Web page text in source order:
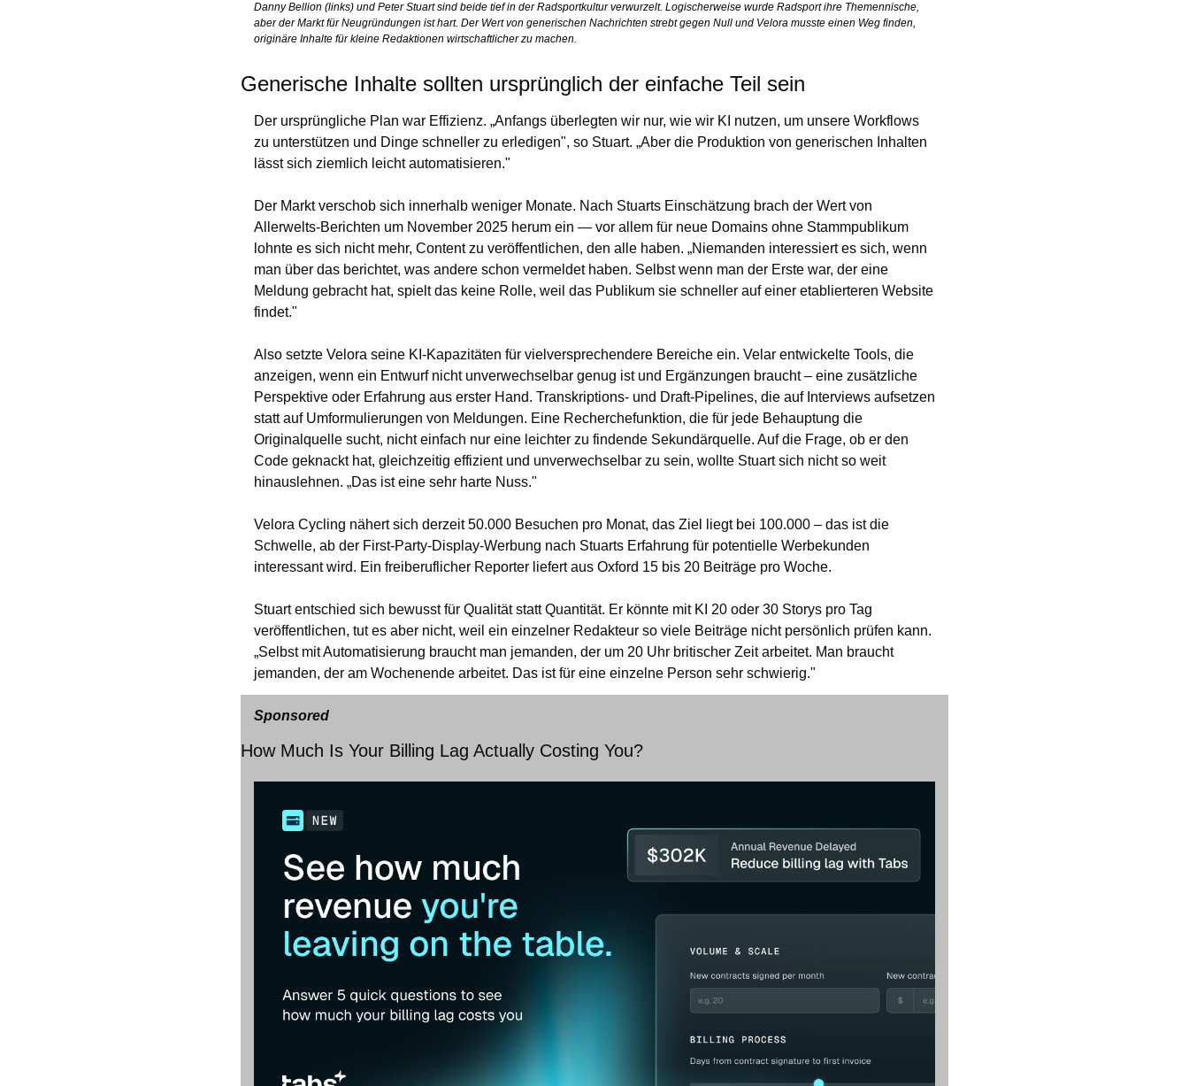
Danny Bellion (links) und Peter Stuart sind beide tief in der Radsportkultur verwurzelt. Logischerweise wurde Radsport ihre Themennische,
aber der Markt für Neugründungen ist hart. Der Wert von generischen Nachrichten strebt gegen Null und Velora musste einen Weg finden,
originäre Inhalte für kleine Redaktionen wirtschaftlicher zu machen.
Generische Inhalte sollten ursprünglich der einfache Teil sein
Der ursprüngliche Plan war Effizienz. „Anfangs überlegten wir nur, wie wir KI nutzen, um unsere Workflows
zu unterstützen und Dinge schneller zu erledigen", so Stuart. „Aber die Produktion von generischen Inhalten
lässt sich ziemlich leicht automatisieren."
Der Markt verschob sich innerhalb weniger Monate. Nach Stuarts Einschätzung brach der Wert von
Allerwelts-Berichten um November 2025 herum ein — vor allem für neue Domains ohne Stammpublikum
lohnte es sich nicht mehr, Content zu veröffentlichen, den alle haben. „Niemanden interessiert es sich, wenn
man über das berichtet, was andere schon vermeldet haben. Selbst wenn man der Erste war, der eine
Meldung gebracht hat, spielt das keine Rolle, weil das Publikum sie schneller auf einer etablierteren Website
findet."
Also setzte Velora seine KI-Kapazitäten für vielversprechendere Bereiche ein. Velar entwickelte Tools, die
anzeigen, wenn ein Entwurf nicht unverwechselbar genug ist und Ergänzungen braucht – eine zusätzliche
Perspektive oder Erfahrung aus erster Hand. Transkriptions- und Draft-Pipelines, die auf Interviews aufsetzen
statt auf Umformulierungen von Meldungen. Eine Recherchefunktion, die für jede Behauptung die
Originalquelle sucht, nicht einfach nur eine leichter zu findende Sekundärquelle. Auf die Frage, ob er den
Code geknackt hat, gleichzeitig effizient und unverwechselbar zu sein, wollte Stuart sich nicht so weit
hinauslehnen. „Das ist eine sehr harte Nuss."
Velora Cycling nähert sich derzeit 50.000 Besuchen pro Monat, das Ziel liegt bei 100.000 – das ist die
Schwelle, ab der First-Party-Display-Werbung nach Stuarts Erfahrung für potentielle Werbekunden
interessant wird. Ein freiberuflicher Reporter liefert aus Oxford 15 bis 20 Beiträge pro Woche.
Stuart entschied sich bewusst für Qualität statt Quantität. Er könnte mit KI 20 oder 30 Storys pro Tag
veröffentlichen, tut es aber nicht, weil ein einzelner Redakteur so viele Beiträge nicht persönlich prüfen kann.
„Selbst mit Automatisierung braucht man jemanden, der um 20 Uhr britischer Zeit arbeitet. Man braucht
jemanden, der am Wochenende arbeitet. Das ist für eine einzelne Person sehr schwierig."
Sponsored
How Much Is Your Billing Lag Actually Costing You?